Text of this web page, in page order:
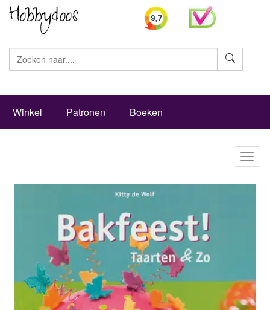
Winkel Patronen Boeken